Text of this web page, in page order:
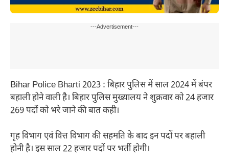
---Advertisement---
Bihar Police Bharti 2023 : बिहार पुलिस में साल 2024 में बंपर
बहाली होने वाली है। बिहार पुलिस मुख्यालय ने शुक्रवार को 24 हजार
269 पदों को भरे जाने की बात कही।
गृह विभाग एवं वित्त विभाग की सहमति के बाद इन पदों पर बहाली
होनी है। इस साल 22 हजार पदों पर भर्ती होगी।